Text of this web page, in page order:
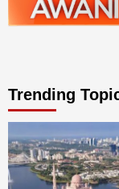
Trending